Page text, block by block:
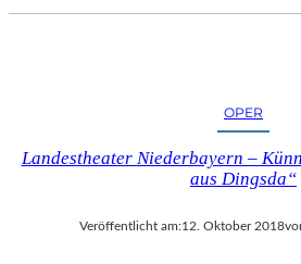
OPER
Landestheater Niederbayern –
aus Dingsda“
Veröffentlicht am:12. Oktober 2018